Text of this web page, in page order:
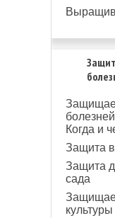
Когда и
Защита
Защита
сада
культуры